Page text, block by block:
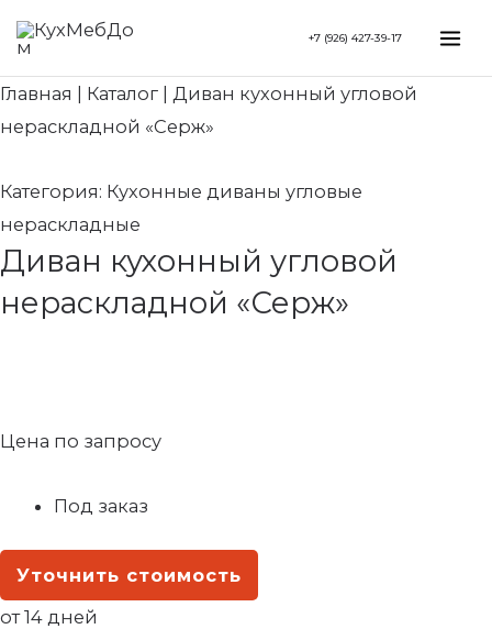
Перейти
содержимому
+7 (926) 427-39-17
Главная Каталог
Диван кухонный угловой
нераскладной «Серж»
Категория: Кухонные диваны угловые
нераскладные
Диван кухонный угловой
нераскладной «Серж»
Цена по запросу
Под заказ
Уточнить стоимость
от 14 дней
Search...